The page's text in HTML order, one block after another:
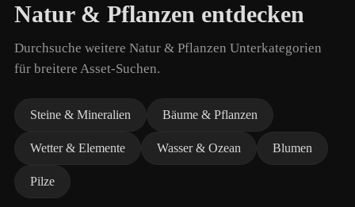
Natur & Pflanzen entdecken
Durchsuche weitere Natur & Pflanzen Unterkategorien
für breitere Asset-Suchen.
Steine & Mineralien Bäume & Pflanzen
Wetter & Elemente Wasser & Ozean Blumen
Pilze